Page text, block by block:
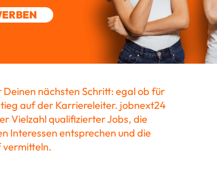
nächsten Schritt: egal ob für
auf der Karriereleiter. jobnext24
Vielzahl qualifizierter Jobs, die
Interessen entsprechen und die
vermitteln.